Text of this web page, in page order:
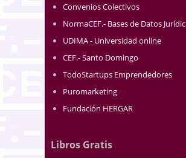
Convenios Colectivos
NormaCEF.- Bases de Datos
UDIMA - Universidad online
CEF.- Santo Domingo
TodoStartups Emprendedores
Puromarketing
Fundación HERGAR
Libros Gratis